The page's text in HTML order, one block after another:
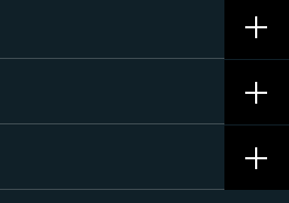
）整備士養成コース
［ヘリコプタータービン専攻］
ーン